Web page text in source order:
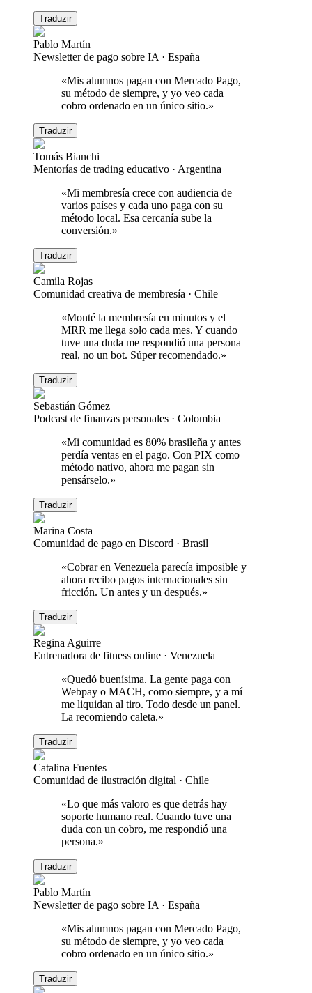
Traduzir
Pablo Martín
Newsletter de pago sobre IA · España
«Mis alumnos pagan con Mercado Pago,
su método de siempre, y yo veo cada
cobro ordenado en un único sitio.»
Traduzir
Tomás Bianchi
Mentorías de trading educativo · Argentina
«Mi membresía crece con audiencia de
varios países y cada uno paga con su
método local. Esa cercanía sube la
conversión.»
Traduzir
Camila Rojas
Comunidad creativa de membresía · Chile
«Monté la membresía en minutos y el
MRR me llega solo cada mes. Y cuando
tuve una duda me respondió una persona
real, no un bot. Súper recomendado.»
Traduzir
Sebastián Gómez
Podcast de finanzas personales · Colombia
«Mi comunidad es 80% brasileña y antes
perdía ventas en el pago. Con PIX como
método nativo, ahora me pagan sin
pensárselo.»
Traduzir
Marina Costa
Comunidad de pago en Discord · Brasil
«Cobrar en Venezuela parecía imposible y
ahora recibo pagos internacionales sin
fricción. Un antes y un después.»
Traduzir
Regina Aguirre
Entrenadora de fitness online · Venezuela
«Quedó buenísima. La gente paga con
Webpay o MACH, como siempre, y a mí
me liquidan al tiro. Todo desde un panel.
La recomiendo caleta.»
Traduzir
Catalina Fuentes
Comunidad de ilustración digital · Chile
«Lo que más valoro es que detrás hay
soporte humano real. Cuando tuve una
duda con un cobro, me respondió una
persona.»
Traduzir
Pablo Martín
Newsletter de pago sobre IA · España
«Mis alumnos pagan con Mercado Pago,
su método de siempre, y yo veo cada
cobro ordenado en un único sitio.»
Traduzir